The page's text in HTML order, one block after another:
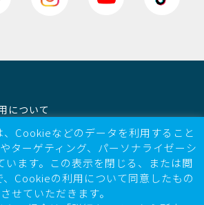
について
針
ィ基本方針
対する基本方針
ホルダー方針
、Cookieなどのデータを利用すること
ターゲティング、パーソナライゼーシ
います。この表示を閉じる、または閲
Cookieの利用について同意したもの
せていただきます。